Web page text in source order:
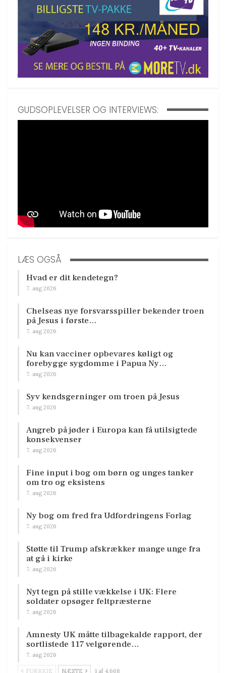
GUDSOPLEVELSER OG INTERVIEWS:
LÆS OGSÅ
Hvad er dit kendetegn?
7. aug 2026
Chelseas nye forsvarsspiller bekender troen
på Jesus i første…
7. aug 2026
Nu kan vacciner opbevares køligt og
forebygge sygdomme i Papua Ny…
7. aug 2026
Syv kendsgerninger om troen på Jesus
7. aug 2026
Angreb på jøder i Europa kan få utilsigtede
konsekvenser
7. aug 2026
Fine input i bog om børn og unges tanker
om tro og eksistens
7. aug 2026
Ny bog om fred fra Udfordringens Forlag
7. aug 2026
Støtte til Trump afskrækker mange unge fra
at gå i kirke
7. aug 2026
Nyt tegn på stille vækkelse i UK: Flere
soldater opsøger feltpræsterne
7. aug 2026
Amnesty UK måtte tilbagekalde rapport, der
sortlistede 117 velgørende…
7. aug 2026
FORRIGE NÆSTE 1 af 4.668